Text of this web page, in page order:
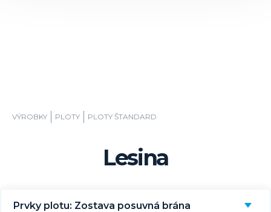
VÝROBKY PLOTY PLOTY ŠTANDARD
Lesina
Prvky plotu: Zostava posuvná brána